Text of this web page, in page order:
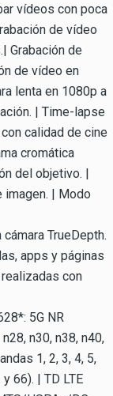
vídeos con poca
de vídeo
Grabación de
de vídeo en
lenta en 1080p a
| Time-lapse
calidad de cine
cromática
del objetivo. |
imagen. | Modo
TrueDepth.
apps y páginas
con
5G NR
n30, n38, n40,
1, 2, 3, 4, 5,
66). | TD LTE